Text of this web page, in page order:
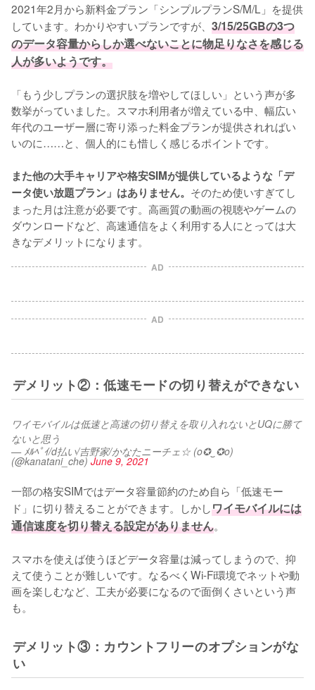
2021年2月から新料金プラン「シンプルプランS/M/L」を提供
しています。わかりやすいプランですが、 3/15/25GBの3つ
のデータ容量からしか選べないことに物足りなさを感じる
人が多いようです。
「もう少しプランの選択肢を増やしてほしい」という声が多
数挙がっていました。スマホ利用者が増えている中、幅広い
年代のユーザー層に寄り添った料金プランが提供されればい
いのに……と、個人的にも惜しく感じるポイントです。
また他の大手キャリアや格安SIMが提供しているような「デ
ータ使い放題プラン」はありません。 そのため使いすぎてし
まった月は注意が必要です。高画質の動画の視聴やゲームの
ダウンロードなど、高速通信をよく利用する人にとっては大
きなデメリットになります。
AD
AD
デメリット②：低速モードの切り替えができない
ワイモバイルは低速と高速の切り替えを取り入れないとUQに勝て
ないと思う
— ﾒﾙﾍﾟｲ/d払い/吉野家/かなたニーチェ☆ (o✪‿✪o)
(@kanatani_che) June 9, 2021
一部の格安SIMではデータ容量節約のため自ら「低速モー
ド」に切り替えることができます。しかしワイモバイルには
通信速度を切り替える設定がありません。
スマホを使えば使うほどデータ容量は減ってしまうので、抑
えて使うことが難しいです。なるべくWi-Fi環境でネットや動
画を楽しむなど、工夫が必要になるので面倒くさいという声
も。
デメリット③：カウントフリーのオプションがな
い